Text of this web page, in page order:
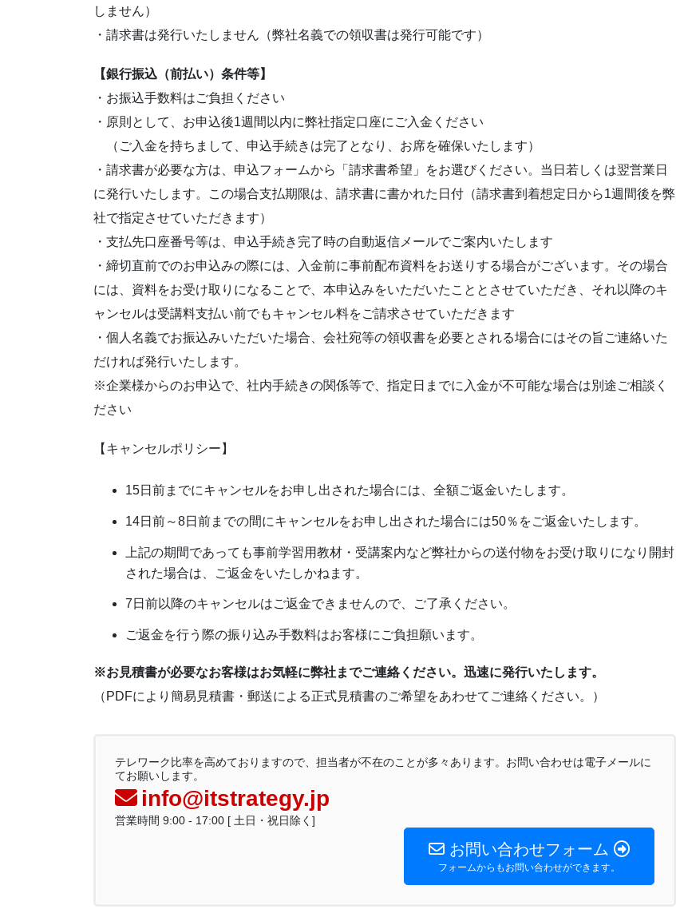
しません）
・請求書は発行いたしません（弊社名義での領収書は発行可能です）
【銀行振込（前払い）条件等】
・お振込手数料はご負担ください
・原則として、お申込後1週間以内に弊社指定口座にご入金ください
（ご入金を持ちまして、申込手続きは完了となり、お席を確保いたします）
・請求書が必要な方は、申込フォームから「請求書希望」をお選びください。当日若しくは翌営業日
に発行いたします。この場合支払期限は、請求書に書かれた日付（請求書到着想定日から1週間後を弊
社で指定させていただきます）
・支払先口座番号等は、申込手続き完了時の自動返信メールでご案内いたします
・締切直前でのお申込みの際には、入金前に事前配布資料をお送りする場合がございます。その場合
には、資料をお受け取りになることで、本申込みをいただいたこととさせていただき、それ以降のキ
ャンセルは受講料支払い前でもキャンセル料をご請求させていただきます
・個人名義でお振込みいただいた場合、会社宛等の領収書を必要とされる場合にはその旨ご連絡いた
だければ発行いたします。
※企業様からのお申込で、社内手続きの関係等で、指定日までに入金が不可能な場合は別途ご相談く
ださい
【キャンセルポリシー】
15日前までにキャンセルをお申し出された場合には、全額ご返金いたします。
14日前～8日前までの間にキャンセルをお申し出された場合には50％をご返金いたします。
上記の期間であっても事前学習用教材・受講案内など弊社からの送付物をお受け取りになり開封
された場合は、ご返金をいたしかねます。
7日前以降のキャンセルはご返金できませんので、ご了承ください。
ご返金を行う際の振り込み手数料はお客様にご負担願います。
※お見積書が必要なお客様はお気軽に弊社までご連絡ください。迅速に発行いたします。
（PDFにより簡易見積書・郵送による正式見積書のご希望をあわせてご連絡ください。）
テレワーク比率を高めておりますので、担当者が不在のことが多々あります。お問い合わせは電子メールに
てお願いします。
info@itstrategy.jp
営業時間 9:00 - 17:00 [ 土日・祝日除く]
お問い合わせフォーム
フォームからもお問い合わせができます。